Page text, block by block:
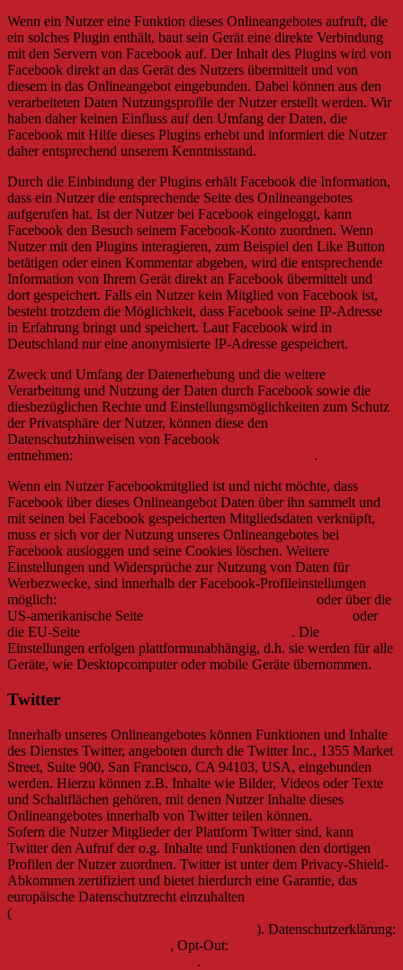
Wenn ein Nutzer eine Funktion dieses Onlineangebotes aufruft, die
ein solches Plugin enthält, baut sein Gerät eine direkte Verbindung
mit den Servern von Facebook auf. Der Inhalt des Plugins wird von
Facebook direkt an das Gerät des Nutzers übermittelt und von
diesem in das Onlineangebot eingebunden. Dabei können aus den
verarbeiteten Daten Nutzungsprofile der Nutzer erstellt werden. Wir
haben daher keinen Einfluss auf den Umfang der Daten, die
Facebook mit Hilfe dieses Plugins erhebt und informiert die Nutzer
daher entsprechend unserem Kenntnisstand.
Durch die Einbindung der Plugins erhält Facebook die Information,
dass ein Nutzer die entsprechende Seite des Onlineangebotes
aufgerufen hat. Ist der Nutzer bei Facebook eingeloggt, kann
Facebook den Besuch seinem Facebook-Konto zuordnen. Wenn
Nutzer mit den Plugins interagieren, zum Beispiel den Like Button
betätigen oder einen Kommentar abgeben, wird die entsprechende
Information von Ihrem Gerät direkt an Facebook übermittelt und
dort gespeichert. Falls ein Nutzer kein Mitglied von Facebook ist,
besteht trotzdem die Möglichkeit, dass Facebook seine IP-Adresse
in Erfahrung bringt und speichert. Laut Facebook wird in
Deutschland nur eine anonymisierte IP-Adresse gespeichert.
Zweck und Umfang der Datenerhebung und die weitere
Verarbeitung und Nutzung der Daten durch Facebook sowie die
diesbezüglichen Rechte und Einstellungsmöglichkeiten zum Schutz
der Privatsphäre der Nutzer, können diese den
Datenschutzhinweisen von Facebook
entnehmen:
.
Wenn ein Nutzer Facebookmitglied ist und nicht möchte, dass
Facebook über dieses Onlineangebot Daten über ihn sammelt und
mit seinen bei Facebook gespeicherten Mitgliedsdaten verknüpft,
muss er sich vor der Nutzung unseres Onlineangebotes bei
Facebook ausloggen und seine Cookies löschen. Weitere
Einstellungen und Widersprüche zur Nutzung von Daten für
Werbezwecke, sind innerhalb der Facebook-Profileinstellungen
möglich:
oder über die
US-amerikanische Seite
oder
die EU-Seite
. Die
Einstellungen erfolgen plattformunabhängig, d.h. sie werden für alle
Geräte, wie Desktopcomputer oder mobile Geräte übernommen.
Twitter
Innerhalb unseres Onlineangebotes können Funktionen und Inhalte
des Dienstes Twitter, angeboten durch die Twitter Inc., 1355 Market
Street, Suite 900, San Francisco, CA 94103, USA, eingebunden
werden. Hierzu können z.B. Inhalte wie Bilder, Videos oder Texte
und Schaltflächen gehören, mit denen Nutzer Inhalte dieses
Onlineangebotes innerhalb von Twitter teilen können.
Sofern die Nutzer Mitglieder der Plattform Twitter sind, kann
Twitter den Aufruf der o.g. Inhalte und Funktionen den dortigen
Profilen der Nutzer zuordnen. Twitter ist unter dem Privacy-Shield-
Abkommen zertifiziert und bietet hierdurch eine Garantie, das
europäische Datenschutzrecht einzuhalten
(
). Datenschutzerklärung:
, Opt-Out:
.